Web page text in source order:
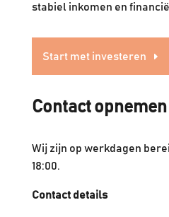
stabiel inkomen en
Start met investeren
Contact opnemen
Wij zijn op werkdagen
18:00.
Contact details